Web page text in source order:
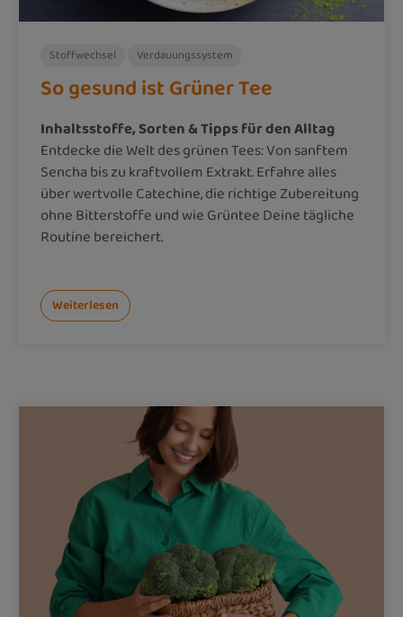
Stoffwechsel Verdauungssystem
So gesund ist Grüner Tee
Inhaltsstoffe, Sorten & Tipps für den Alltag
Entdecke die Welt des grünen Tees: Von sanftem
Sencha bis zu kraftvollem Extrakt. Erfahre alles
über wertvolle Catechine, die richtige Zubereitung
ohne Bitterstoffe und wie Grüntee Deine tägliche
Routine bereichert.
Weiterlesen